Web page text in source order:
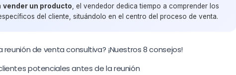
vender un producto , el vendedor dedica tiempo a comprender los
del cliente, situándolo en el centro del proceso de venta.
de venta consultiva? ¡Nuestros 8 consejos!
potenciales antes de la reunión